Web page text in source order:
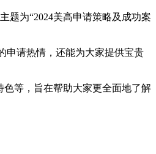
题为“2024美高申请策略及成功案
申请热情，还能为大家提供宝贵
等，旨在帮助大家更全面地了解